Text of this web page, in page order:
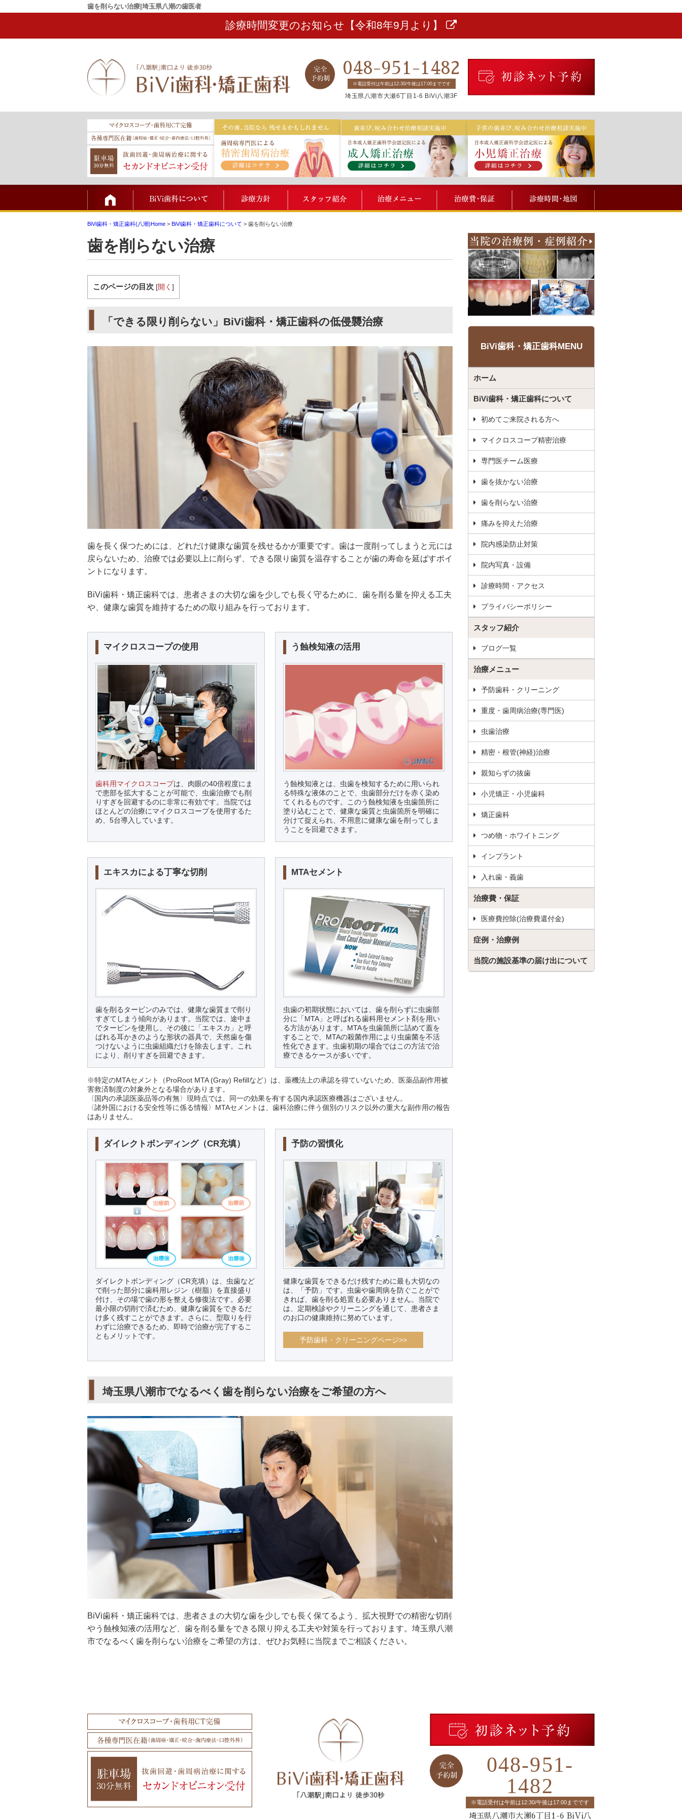
歯を削らない治療|埼玉県八潮の歯医者
診療時間変更のお知らせ【令和8年9月より】
048-951-1482
※電話受付は午前は12:30/午後は17:00までです
埼玉県八潮市大瀬6丁目1-6 BiVi八潮3F
TOP BiVi歯科について診療方針 スタッフ紹介 治療メニュー 治療費・保証
BiVi歯科・矯正歯科(八潮)Home > BiVi歯科・矯正歯科について > 歯を削らない治療
歯を削らない治療
このページの目次 [開く ]
「できる限り削らない」BiVi歯科・矯正歯科の低侵襲治療
歯を長く保つためには、どれだけ健康な歯質を残せるかが重要です。歯は一度削ってしまうと元には
戻らないため、治療では必要以上に削らず、できる限り歯質を温存することが歯の寿命を延ばすポイ
ントになります。
BiVi歯科・矯正歯科では、患者さまの大切な歯を少しでも長く守るために、歯を削る量を抑える工夫
や、健康な歯質を維持するための取り組みを行っております。
マイクロスコープの使用
歯科用マイクロスコープは、肉眼の40倍程度にま
で患部を拡大することが可能で、虫歯治療でも削
りすぎを回避するのに非常に有効です。当院では
ほとんどの治療にマイクロスコープを使用するた
め、5台導入しています。
う蝕検知液の活用
う蝕検知液とは、虫歯を検知するために用いられ
る特殊な液体のことで、虫歯部分だけを赤く染め
てくれるものです。このう蝕検知液を虫歯箇所に
塗り込むことで、健康な歯質と虫歯箇所を明確に
分けて捉えられ、不用意に健康な歯を削ってしま
うことを回避できます。
エキスカによる丁寧な切削
歯を削るタービンのみでは、健康な歯質まで削り
すぎてしまう傾向があります。当院では、途中ま
でタービンを使用し、その後に「エキスカ」と呼
ばれる耳かきのような形状の器具で、天然歯を傷
つけないように虫歯組織だけを除去します。これ
により、削りすぎを回避できます。
MTAセメント
虫歯の初期状態においては、歯を削らずに虫歯部
分に「MTA」と呼ばれる歯科用セメント剤を用い
る方法があります。MTAを虫歯箇所に詰めて蓋を
することで、MTAの殺菌作用により虫歯菌を不活
性化できます。虫歯初期の場合ではこの方法で治
療できるケースが多いです。
※特定のMTAセメント（ProRoot MTA (Gray) Refillなど）は、薬機法上の承認を得ていないため、医薬品副作用被
害救済制度の対象外となる場合があります。
〈国内の承認医薬品等の有無〉現時点では、同一の効果を有する国内承認医療機器はございません。
〈諸外国における安全性等に係る情報〉MTAセメントは、歯科治療に伴う個別のリスク以外の重大な副作用の報告
はありません。
ダイレクトボンディング（CR充填）
ダイレクトボンディング（CR充填）は、虫歯など
で削った部分に歯科用レジン（樹脂）を直接盛り
付け、その場で歯の形を整える修復法です。必要
最小限の切削で済むため、健康な歯質をできるだ
け多く残すことができます。さらに、型取りを行
わずに治療できるため、即時で治療が完了するこ
ともメリットです。
予防の習慣化
健康な歯質をできるだけ残すために最も大切なの
は、「予防」です。虫歯や歯周病を防ぐことがで
きれば、歯を削る処置も必要ありません。当院で
は、定期検診やクリーニングを通じて、患者さま
のお口の健康維持に努めています。
予防歯科・クリーニングページ>>
埼玉県八潮市でなるべく歯を削らない治療をご希望の方へ
BiVi歯科・矯正歯科では、患者さまの大切な歯を少しでも長く保てるよう、拡大視野での精密な切削
やう蝕検知液の活用など、歯を削る量をできる限り抑える工夫や対策を行っております。埼玉県八潮
市でなるべく歯を削らない治療をご希望の方は、ぜひお気軽に当院までご相談ください。
BiVi歯科・矯正歯科MENU
ホーム
BiVi歯科・矯正歯科について
初めてご来院される方へ
マイクロスコープ精密治療
専門医チーム医療
歯を抜かない治療
歯を削らない治療
痛みを抑えた治療
院内感染防止対策
院内写真・設備
診療時間・アクセス
プライバシーポリシー
スタッフ紹介
ブログ一覧
治療メニュー
予防歯科・クリーニング
重度・歯周病治療(専門医)
虫歯治療
精密・根管(神経)治療
親知らずの抜歯
小児矯正・小児歯科
矯正歯科
つめ物・ホワイトニング
インプラント
入れ歯・義歯
治療費・保証
医療費控除(治療費還付金)
症例・治療例
当院の施設基準の届け出について
048-951-
1482
※電話受付は午前は12:30/午後は17:00までです
埼玉県八潮市大瀬6丁目1-6 BiVi八